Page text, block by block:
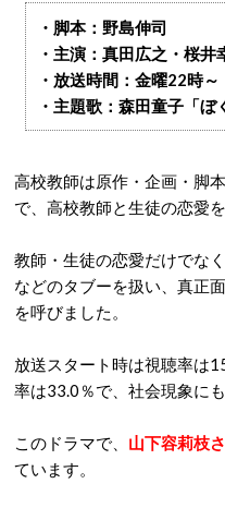
・脚本：野島伸司
・主演：真田広之・桜井
・放送時間：金曜22時～
・主題歌：森田童子「ぼ
高校教師は原作・企画・脚
で、高校教師と生徒の恋愛
教師・生徒の恋愛だけでな
などのタブーを扱い、真正
を呼びました。
放送スタート時は視聴率は
率は33.0％で、社会現象に
このドラマで、 山下容莉枝
ています。